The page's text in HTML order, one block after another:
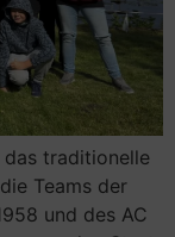
traditionelle
Teams der
und des AC